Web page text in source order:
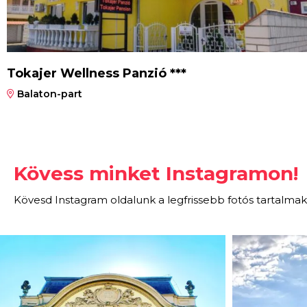
Tokajer Wellness Panzió ***
Balaton-part
Kövess minket Instagramon!
Kövesd Instagram oldalunk a legfrissebb fotós